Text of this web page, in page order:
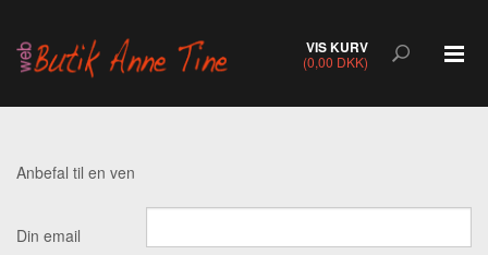
VIS KURV
(0,00 DKK)
Anbefal til en ven
Din email